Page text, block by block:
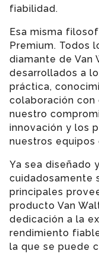
fiabilidad.
Esa misma
Premium. Todos
diamante de Van
desarrollados a
práctica,
colaboración
nuestro
innovación y los
nuestros equipos
Ya sea diseñado
cuidadosamente
principales
producto Van
dedicación a la
rendimiento
la que se puede